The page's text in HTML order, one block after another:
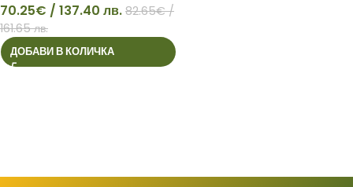
70
70.25€ / 137.40 лв. 82.65€/
161.65 лв.
ДОБАВИ В КОЛИЧКА